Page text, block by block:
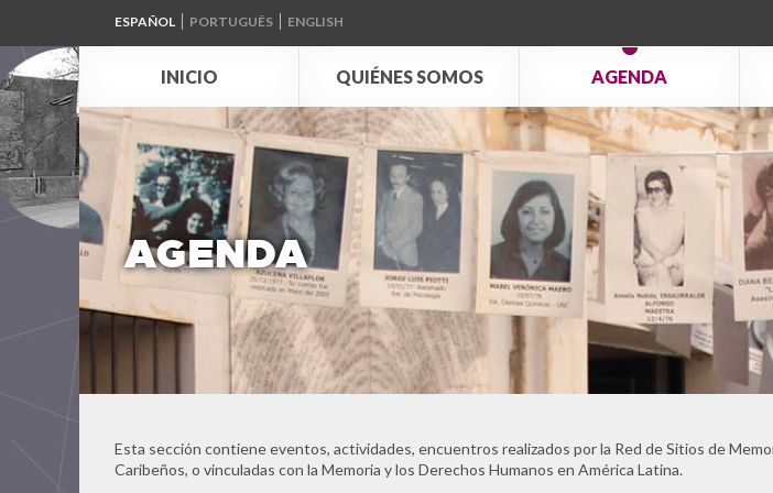
ESPAÑOL ENGLISH
PORTUGUÊS
INICIO
QUIÉNES SOMOS AGENDA
AGENDA
Esta sección contiene eventos, actividades, encuentros realizados por la Red de Sitios de
Caribeños, o vinculadas con la Memoria y los Derechos Humanos en América Latina.